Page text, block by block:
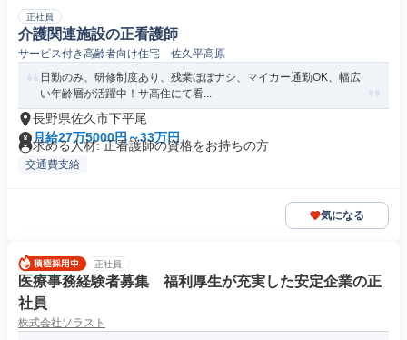
正社員
介護関連施設の正看護師
サービス付き高齢者向け住宅 佐久平高原
日勤のみ、研修制度あり、残業ほぼナシ、マイカー通勤OK、幅広
い年齢層が活躍中！サ高住にて看...
長野県佐久市下平尾
月給27万5000円～33万円
求める人材: 正看護師の資格をお持ちの方
交通費支給
気になる
正社員
医療事務経験者募集 福利厚生が充実した安定企業の正
社員
株式会社ソラスト